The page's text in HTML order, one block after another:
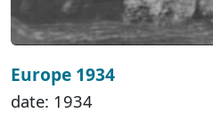
Europe 1934
date: 1934